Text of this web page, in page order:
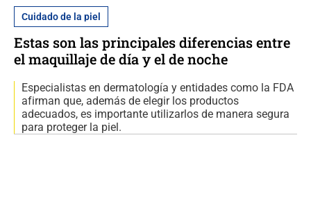
Cuidado de la piel
Estas son las principales diferencias entre
el maquillaje de día y el de noche
Especialistas en dermatología y entidades como la FDA
afirman que, además de elegir los productos
adecuados, es importante utilizarlos de manera segura
para proteger la piel.